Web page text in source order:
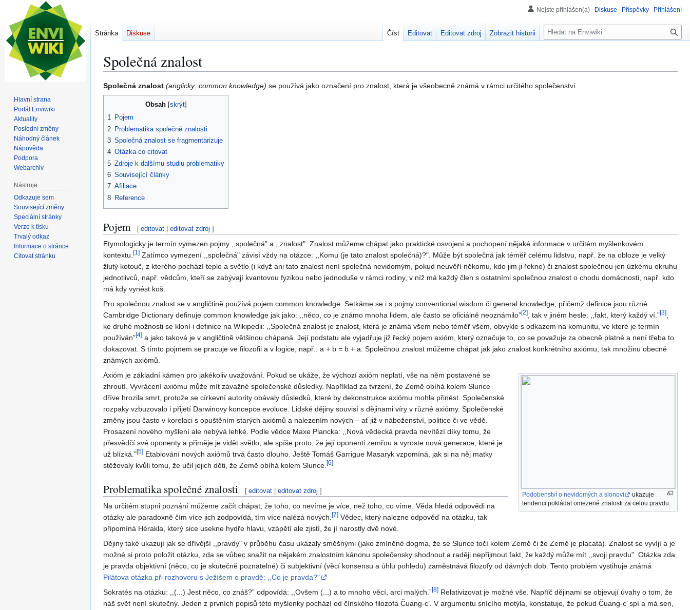
Společná znalost
Skočit
na
Skočit
na
Společná znalost (anglicky: common knowledge) se používá jako označení pro znalost, která je všeobecně známá v rámci určitého společenství.
Obsah
1 Pojem
2 Problematika společné znalosti
3 Společná znalost se fragmentarizuje
4 Otázka co citovat
5 Zdroje k dalšímu studiu problematiky
6 Související články
7 Afiliace
8 Reference
Pojem [ editovat |editovat zdroj ]
Etymologicky je termín vymezen pojmy ,,společná" a ,,znalost". Znalost můžeme chápat jako praktické osvojení a pochopení nějaké informace v určitém myšlenkovém
kontextu.[1] Zatímco vymezení ,,společná" závisí vždy na otázce: ,,Komu (je tato znalost společná)?". Může být společná jak téměř celému lidstvu, např. že na obloze je velký
žlutý kotouč, z kterého pochází teplo a světlo (i když ani tato znalost není společná nevidomým, pokud neuvěří někomu, kdo jim ji řekne) či znalost společnou jen úzkému okruhu
jednotlivců, např. vědcům, kteří se zabývají kvantovou fyzikou nebo jednoduše v rámci rodiny, v níž má každý člen s ostatními společnou znalost o chodu domácnosti, např. kdo
má kdy vynést koš.
Pro společnou znalost se v angličtině používá pojem common knowledge. Setkáme se i s pojmy conventional wisdom či general knowledge, přičemž definice jsou různé.
Cambridge Dictionary definuje common knowledge jak jako: ,,něco, co je známo mnoha lidem, ale často se oficiálně neoznámilo”[2], tak v jiném hesle: ,,fakt, který každý ví.”[3],
ke druhé možnosti se kloní i definice na Wikipedii: ,,Společná znalost je znalost, která je známá všem nebo téměř všem, obvykle s odkazem na komunitu, ve které je termín
používán”[4] a jako taková je v angličtině většinou chápaná. Její podstatu ale vyjadřuje již řecký pojem axióm, který označuje to, co se považuje za obecně platné a není třeba to
dokazovat. S tímto pojmem se pracuje ve filozofii a v logice, např.: a + b = b + a. Společnou znalost můžeme chápat jak jako znalost konkrétního axiómu, tak množinu obecně
známých axiómů.
Podobenství o nevidomých a slonovi
ukazuje
tendenci pokládat omezené znalosti za celou pravdu.
Axióm je základní kámen pro jakékoliv uvažování. Pokud se ukáže, že výchozí axióm neplatí, vše na něm postavené se
zhroutí. Vyvrácení axiómu může mít závažné společenské důsledky. Například za tvrzení, že Země obíhá kolem Slunce
dříve hrozila smrt, protože se církevní autority obávaly důsledků, které by dekonstrukce axiómu mohla přinést. Společenské
rozpaky vzbuzovalo i přijetí Darwinovy koncepce evoluce. Lidské dějiny souvisí s dějinami víry v různé axiómy. Společenské
změny jsou často v korelaci s opuštěním starých axiómů a nalezením nových – ať již v náboženství, politice či ve vědě.
Prosazení nového myšlení ale nebývá lehké. Podle vědce Maxe Plancka: ,,Nová vědecká pravda nevítězí díky tomu, že
přesvědčí své oponenty a přiměje je vidět světlo, ale spíše proto, že její oponenti zemřou a vyroste nová generace, které je
už blízká."[5] Etablování nových axiómů trvá často dlouho. Ještě Tomáš Garrigue Masaryk vzpomíná, jak si na něj matky
stěžovaly kvůli tomu, že učil jejich děti, že Země obíhá kolem Slunce.[6]
Problematika společné znalosti [ editovat |editovat zdroj ]
Na určitém stupni poznání můžeme začít chápat, že toho, co nevíme je více, než toho, co víme. Věda hledá odpovědi na
otázky ale paradoxně čím více jich zodpovídá, tím více nalézá nových.[7] Vědec, který nalezne odpověď na otázku, tak
připomíná Hérakla, který sice usekne hydře hlavu, vzápětí ale zjistí, že jí narostly dvě nové.
Dějiny také ukazují jak se dřívější ,,pravdy" v průběhu času ukázaly směšnými (jako zmíněné dogma, že se Slunce točí kolem Země či že Země je placatá). Znalost se vyvíjí a je
možné si proto položit otázku, zda se vůbec snažit na nějakém znalostním kánonu společensky shodnout a raději nepřijmout fakt, že každý může mít ,,svoji pravdu". Otázka zda
je pravda objektivní (něco, co je skutečně poznatelné) či subjektivní (věcí konsensu a úhlu pohledu) zaměstnává filozofy od dávných dob. Tento problém vystihuje známá
Pilátova otázka při rozhovoru s Ježíšem o pravdě: ,,Co je pravda?"
Sokratés na otázku: ,,(...) Jest něco, co znáš?” odpovídá: ,,Ovšem (...) a to mnoho věcí, arci malých.”[8] Relativizovat je možné vše. Napříč dějinami se objevují úvahy o tom, že
náš svět není skutečný. Jeden z prvních popisů této myšlenky pochází od čínského filozofa Čuang-c’. V argumentu snícího motýla, konstatuje, že pokud Čuang-c’ spí a má sen,
Nejste přihlášen(a) Diskuse Příspěvky Přihlášení
Stránka Diskuse Číst Editovat Editovat zdroj Zobrazit historii
H
l
á
n
Hlavní strana
Portál Enviwiki
Aktuality
Poslední změny
Náhodný článek
Nápověda
Podpora
Webarchiv
Nástroje
Odkazuje sem
Související změny
Speciální stránky
Verze k tisku
Trvalý odkaz
Informace o stránce
Citovat stránku